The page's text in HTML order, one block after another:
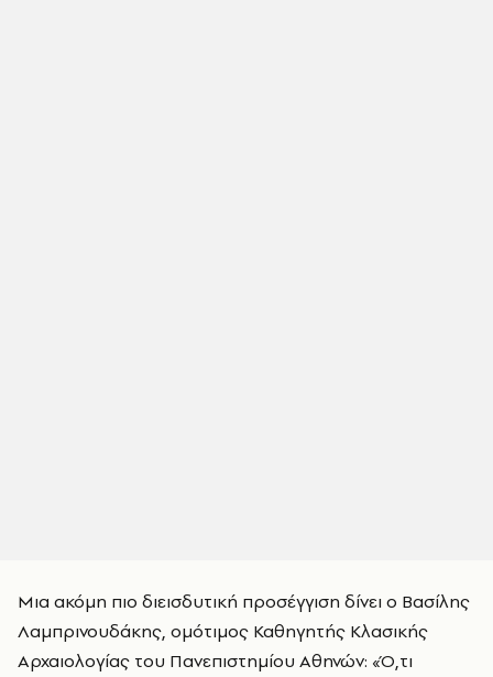
Μια ακόμη πιο διεισδυτική προσέγγιση δίνει ο Βασίλης
Λαμπρινουδάκης, ομότιμος Καθηγητής Κλασικής
Αρχαιολογίας του Πανεπιστημίου Αθηνών: «Ό,τι